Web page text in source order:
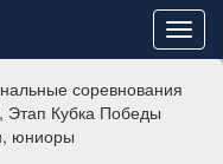
соревнования
Этап Кубка Победы
юниоры